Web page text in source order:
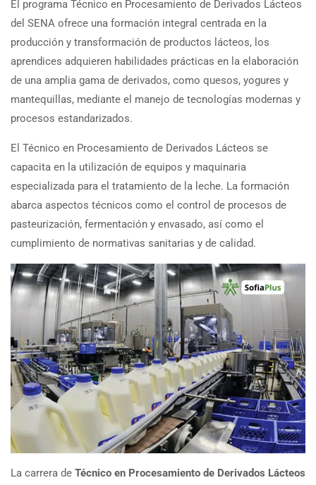
El programa Técnico en Procesamiento de Derivados Lácteos
del SENA ofrece una formación integral centrada en la
producción y transformación de productos lácteos, los
aprendices adquieren habilidades prácticas en la elaboración
de una amplia gama de derivados, como quesos, yogures y
mantequillas, mediante el manejo de tecnologías modernas y
procesos estandarizados.
El Técnico en Procesamiento de Derivados Lácteos se
capacita en la utilización de equipos y maquinaria
especializada para el tratamiento de la leche. La formación
abarca aspectos técnicos como el control de procesos de
pasteurización, fermentación y envasado, así como el
cumplimiento de normativas sanitarias y de calidad.
La carrera de Técnico en Procesamiento de Derivados Lácteos